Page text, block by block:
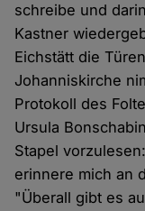
schreibe und
Kastner
Eichstätt die
Johanniskirche
Protokoll des
Ursula
Stapel
erinnere mich an
"Überall gibt es